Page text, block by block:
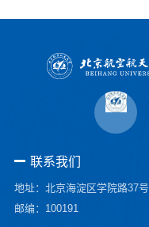
联系我们
地址：北京海淀区学院路37号
邮编：100191